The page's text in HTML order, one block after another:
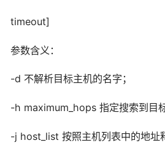
timeout]
参数含义：
-d 不解析目标主机的名字；
-h maximum_hops 指定搜索到目
-j host_list 按照主机列表中的地址